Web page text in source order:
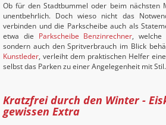
Ob für den Stadtbummel oder beim nächsten
unentbehrlich. Doch wieso nicht das
verbinden und die Parkscheibe auch als
etwa die Parkscheibe Benzinrechner, welche
sondern auch den Spritverbrauch im Blick
Kunstleder, verleiht dem praktischen Helfer
selbst das Parken zu einer Angelegenheit mit Stil.
Kratzfrei durch den Winter -
gewissen Extra